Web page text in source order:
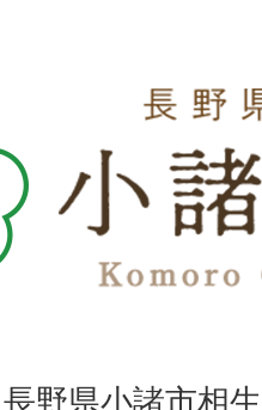
県小諸市相